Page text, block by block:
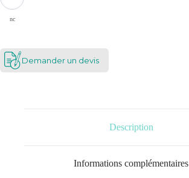
nc
Demander un devis
Description
Informations complémentaires